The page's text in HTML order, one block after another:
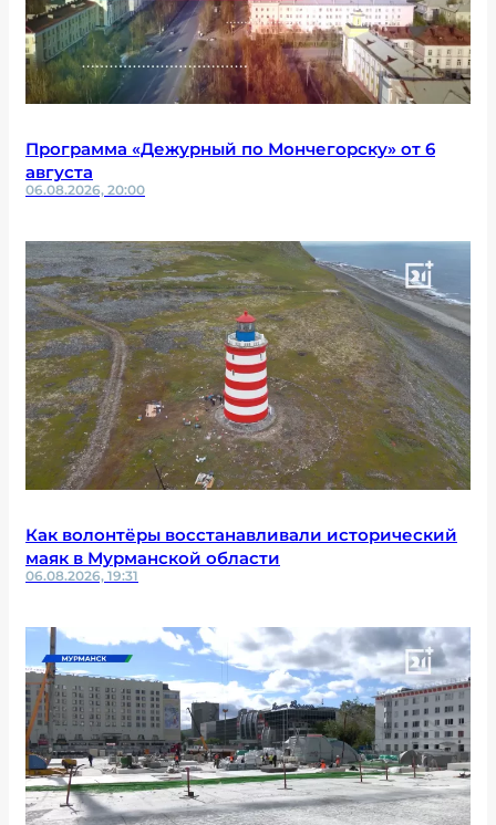
Программа «Дежурный по Мончегорску» от 6
августа
06.08.2026, 20:00
Как волонтёры восстанавливали исторический
маяк в Мурманской области
06.08.2026, 19:31